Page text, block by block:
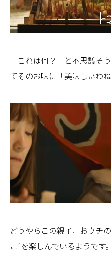
「これは何？」と不思議そ
てそのお味に「美味しいわ
どうやらこの親子、おウチ
こ”を楽しんでいるようです。